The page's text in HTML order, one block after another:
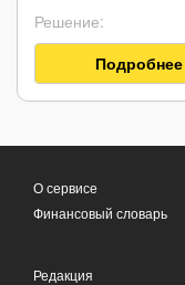
Решение:
Подробнее
О сервисе
Финансовый словарь
Редакция